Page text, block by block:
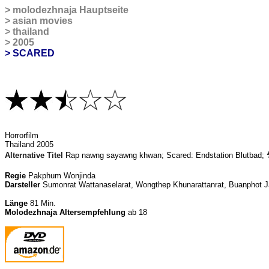
> molodezhnaja Hauptseite
> asian movies
> thailand
> 2005
> SCARED
Horrorfilm
Thailand 2005
Alternative Titel
Rap nawng sayawng khwan; Scared: Endstation Blutbad;
Regie Pakphum Wonjinda
Darsteller Sumonrat Wattanaselarat, Wongthep Khunarattanrat, Buanphot
Länge 81 Min.
Molodezhnaja Altersempfehlung ab 18